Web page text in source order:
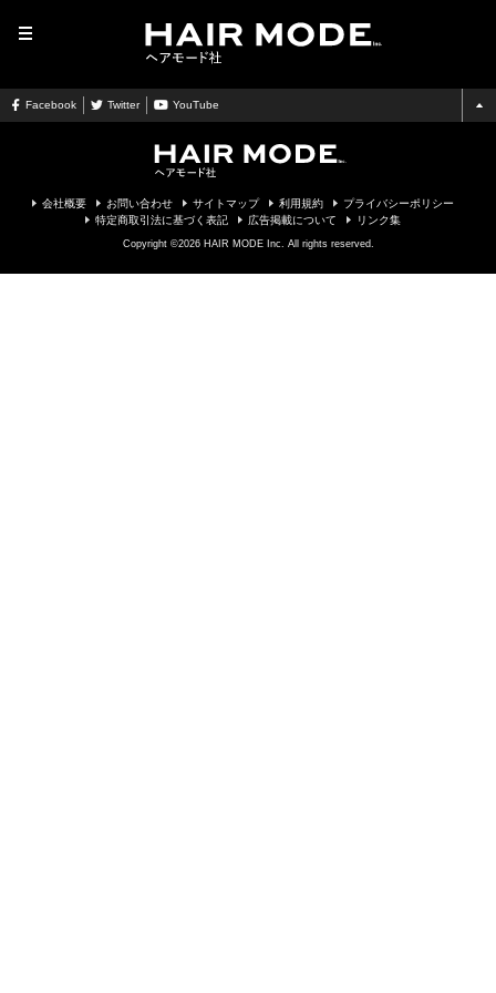
Facebook Twitter YouTube
会社概要 お問い合わせ サイトマップ 利用規約
プライバシーポリシー
特定商取引法に基づく表記
広告掲載について リンク集
Copyright ©2026 HAIR MODE Inc. All rights reserved.